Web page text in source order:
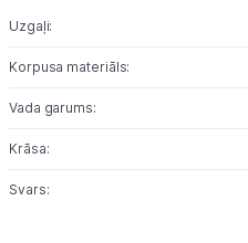
Uzgaļi:
Korpusa materiāls:
Vada garums:
Krāsa:
Svars: